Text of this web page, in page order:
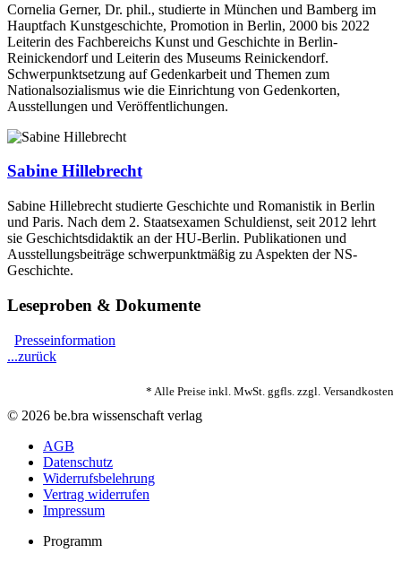
Cornelia Gerner, Dr. phil., studierte in München und Bamberg im
Hauptfach Kunstgeschichte, Promotion in Berlin, 2000 bis 2022
Leiterin des Fachbereichs Kunst und Geschichte in Berlin-
Reinickendorf und Leiterin des Museums Reinickendorf.
Schwerpunktsetzung auf Gedenkarbeit und Themen zum
Nationalsozialismus wie die Einrichtung von Gedenkorten,
Ausstellungen und Veröffentlichungen.
Sabine Hillebrecht
Sabine Hillebrecht studierte Geschichte und Romanistik in Berlin
und Paris. Nach dem 2. Staatsexamen Schuldienst, seit 2012 lehrt
sie Geschichtsdidaktik an der HU-Berlin. Publikationen und
Ausstellungsbeiträge schwerpunktmäßig zu Aspekten der NS-
Geschichte.
Leseproben & Dokumente
Presseinformation
...zurück
* Alle Preise inkl. MwSt. ggfls. zzgl. Versandkosten
© 2026 be.bra wissenschaft verlag
AGB
Datenschutz
Widerrufsbelehrung
Vertrag widerrufen
Impressum
Programm